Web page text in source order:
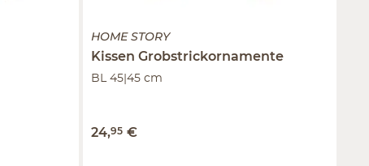
HOME STORY
Kissen Grobstrickornamente
BL 45|45 cm
24,95 €